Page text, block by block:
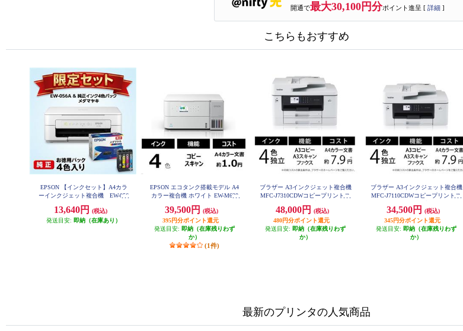
開通で最大30,100円分ポイント進呈 [ 詳細 ]
こちらもおすすめ
EPSON 【インクセット】A4カラ
ーインクジェット複合機 EW-056
13,640円
(税込)
発送目安: 即納（在庫あり）
EPSON エコタンク搭載モデル A4
カラー複合機 ホワイト EW-M638
39,500円
(税込)
395円分ポイント還元
発送目安: 即納（在庫残りわず
か）
(1件)
ブラザー A3インクジェット複合機
MFC-J7310CDWコピープリントス
ネス MFC-J7310CDW
48,000円
(税込)
480円分ポイント還元
発送目安: 即納（在庫残りわず
か）
ブラザー A3インクジェット複合機
MFC-J7110CDWコピープリントス
ネス MFC-J7110CDW
34,500円
(税込)
345円分ポイント還元
発送目安: 即納（在庫残りわず
か）
最新のプリンタの人気商品